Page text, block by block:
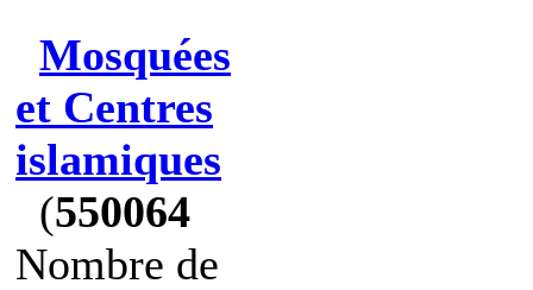
Mosquées
et Centres
islamiques
(550064
Nombre de